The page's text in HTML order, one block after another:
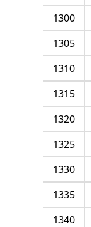
1300
1305
1310
1315
1320
1325
1330
1335
1340